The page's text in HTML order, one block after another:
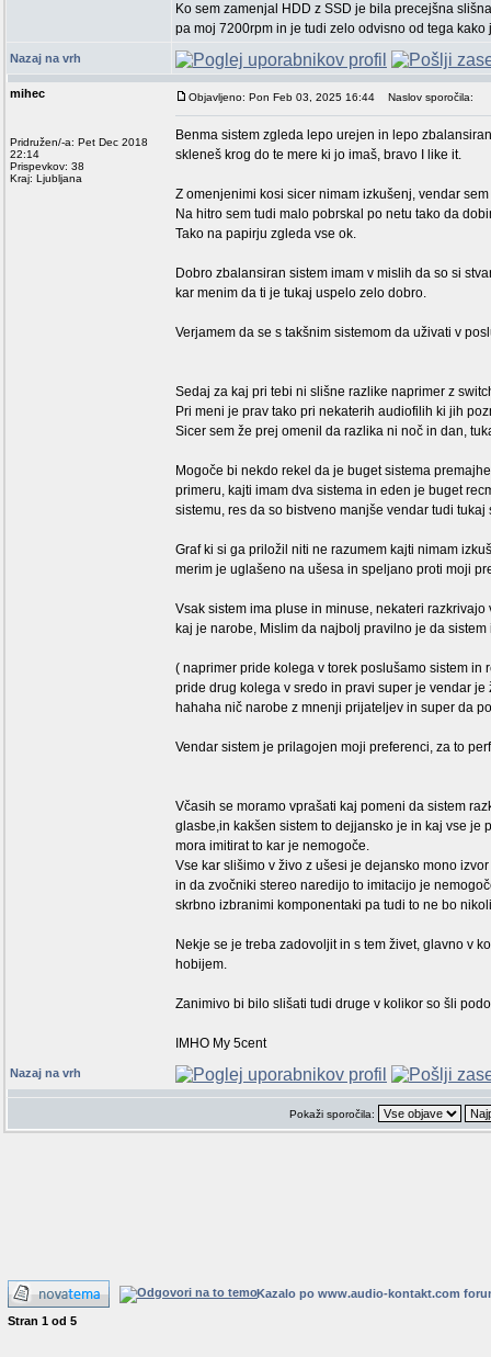
Ko sem zamenjal HDD z SSD je bila precejšna
pa moj 7200rpm in je tudi zelo odvisno od tega kako
Nazaj na vrh
mihec
Pridružen/-a: Pet Dec 2018
22:14
Prispevkov: 38
Kraj: Ljubljana
Objavljeno: Pon Feb 03, 2025 16:44 Naslov sporočila:
Benma sistem zgleda lepo urejen in lepo
skleneš krog do te mere ki jo imaš, bravo I like it.
Z omenjenimi kosi sicer nimam izkušenj, vendar
Na hitro sem tudi malo pobrskal po netu tako da
Tako na papirju zgleda vse ok.
Dobro zbalansiran sistem imam v mislih da so si
kar menim da ti je tukaj uspelo zelo dobro.
Verjamem da se s takšnim sistemom da uživati v
Sedaj za kaj pri tebi ni slišne razlike naprimer z
Pri meni je prav tako pri nekaterih audiofilih ki jih
Sicer sem že prej omenil da razlika ni noč in dan,
Mogoče bi nekdo rekel da je buget sistema
primeru, kajti imam dva sistema in eden je buget
sistemu, res da so bistveno manjše vendar tudi tukaj
Graf ki si ga priložil niti ne razumem kajti nimam
merim je uglašeno na ušesa in speljano proti moji
Vsak sistem ima pluse in minuse, nekateri
kaj je narobe, Mislim da najbolj pravilno je da
( naprimer pride kolega v torek poslušamo sistem
pride drug kolega v sredo in pravi super je vendar
hahaha nič narobe z mnenji prijateljev in super da
Vendar sistem je prilagojen moji preferenci, za to
Včasih se moramo vprašati kaj pomeni da sistem
glasbe,in kakšen sistem to dejjansko je in kaj vse je
mora imitirat to kar je nemogoče.
Vse kar slišimo v živo z ušesi je dejansko mono
in da zvočniki stereo naredijo to imitacijo je
skrbno izbranimi komponentaki pa tudi to ne bo
Nekje se je treba zadovoljit in s tem živet, glavno v
hobijem.
Zanimivo bi bilo slišati tudi druge v kolikor so šli
IMHO My 5cent
Nazaj na vrh
Pokaži sporočila:
Kazalo po www.audio-kontakt.com
Stran 1 od 5